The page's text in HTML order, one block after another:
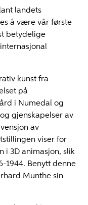
landets
å være vår første
betydelige
kunst fra
på
i Numedal og
gjenskapelser av
av
viser for
i 3D animasjon, slik
1944. Benytt denne
Munthe sin